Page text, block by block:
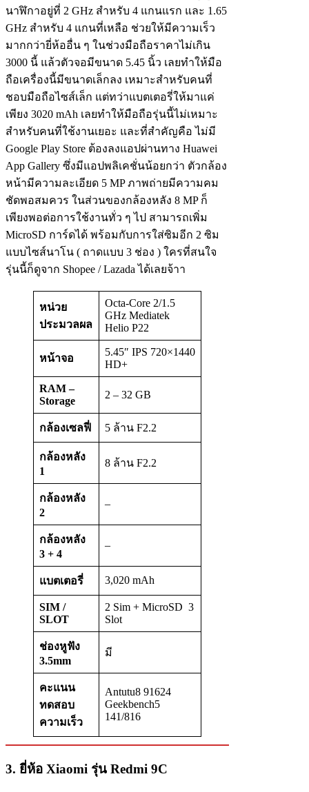
นาฬิกาอยู่ที่ 2 GHz สำหรับ 4 แกนแรก และ 1.65
GHz สำหรับ 4 แกนที่เหลือ ช่วยให้มีความเร็ว
มากกว่ายี่ห้ออื่น ๆ ในช่วงมือถือราคาไม่เกิน
3000 นี้ แล้วตัวจอมีขนาด 5.45 นิ้ว เลยทำให้มือ
ถือเครื่องนี้มีขนาดเล็กลง เหมาะสำหรับคนที่
ชอบมือถือไซส์เล็ก แต่ทว่าแบตเตอรี่ให้มาแค่
เพียง 3020 mAh เลยทำให้มือถือรุ่นนี้ไม่เหมาะ
สำหรับคนที่ใช้งานเยอะ และที่สำคัญคือ ไม่มี
Google Play Store ต้องลงแอปผ่านทาง Huawei
App Gallery ซึ่งมีแอปพลิเคชั่นน้อยกว่า ตัวกล้อง
หน้ามีความละเอียด 5 MP ภาพถ่ายมีความคม
ชัดพอสมควร ในส่วนของกล้องหลัง 8 MP ก็
เพียงพอต่อการใช้งานทั่ว ๆ ไป สามารถเพิ่ม
MicroSD การ์ดได้ พร้อมกับการใส่ซิมอีก 2 ซิม
แบบไซส์นาโน ( ถาดแบบ 3 ช่อง ) ใครที่สนใจ
รุ่นนี้ก็ดูจาก Shopee / Lazada ได้เลยจ้าา
หน่วย
ประมวลผล
Octa-Core 2/1.5
GHz Mediatek
Helio P22
หน้าจอ
5.45″ IPS 720×1440
HD+
RAM –
Storage
2 – 32 GB
กล้องเซลฟี่ 5 ล้าน F2.2
กล้องหลัง
1
8 ล้าน F2.2
กล้องหลัง
2
–
กล้องหลัง
3 + 4
–
แบตเตอรี่ 3,020 mAh
SIM /
SLOT
2 Sim + MicroSD 3
Slot
ช่องหูฟัง
3.5mm
มี
คะแนน
ทดสอบ
ความเร็ว
Antutu8 91624
Geekbench5
141/816
3. ยี่ห้อ Xiaomi รุ่น Redmi 9C